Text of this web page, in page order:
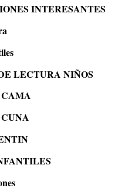
INTERESANTES
LECTURA NIÑOS